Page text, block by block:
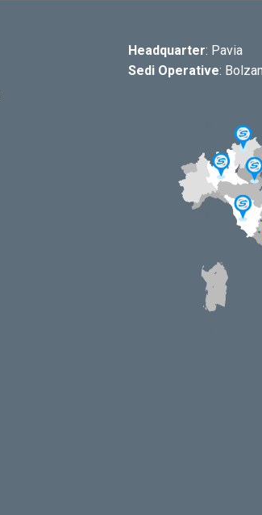
Headquarter: Pavia
Sedi Operative: